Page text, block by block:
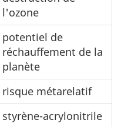
l'ozone
potentiel de
réchauffement de la
planète
risque métarelatif
styrène-acrylonitrile